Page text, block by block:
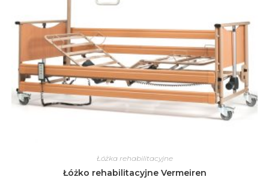
Łóżka rehabilitacyjne
Łóżko rehabilitacyjne Vermeiren